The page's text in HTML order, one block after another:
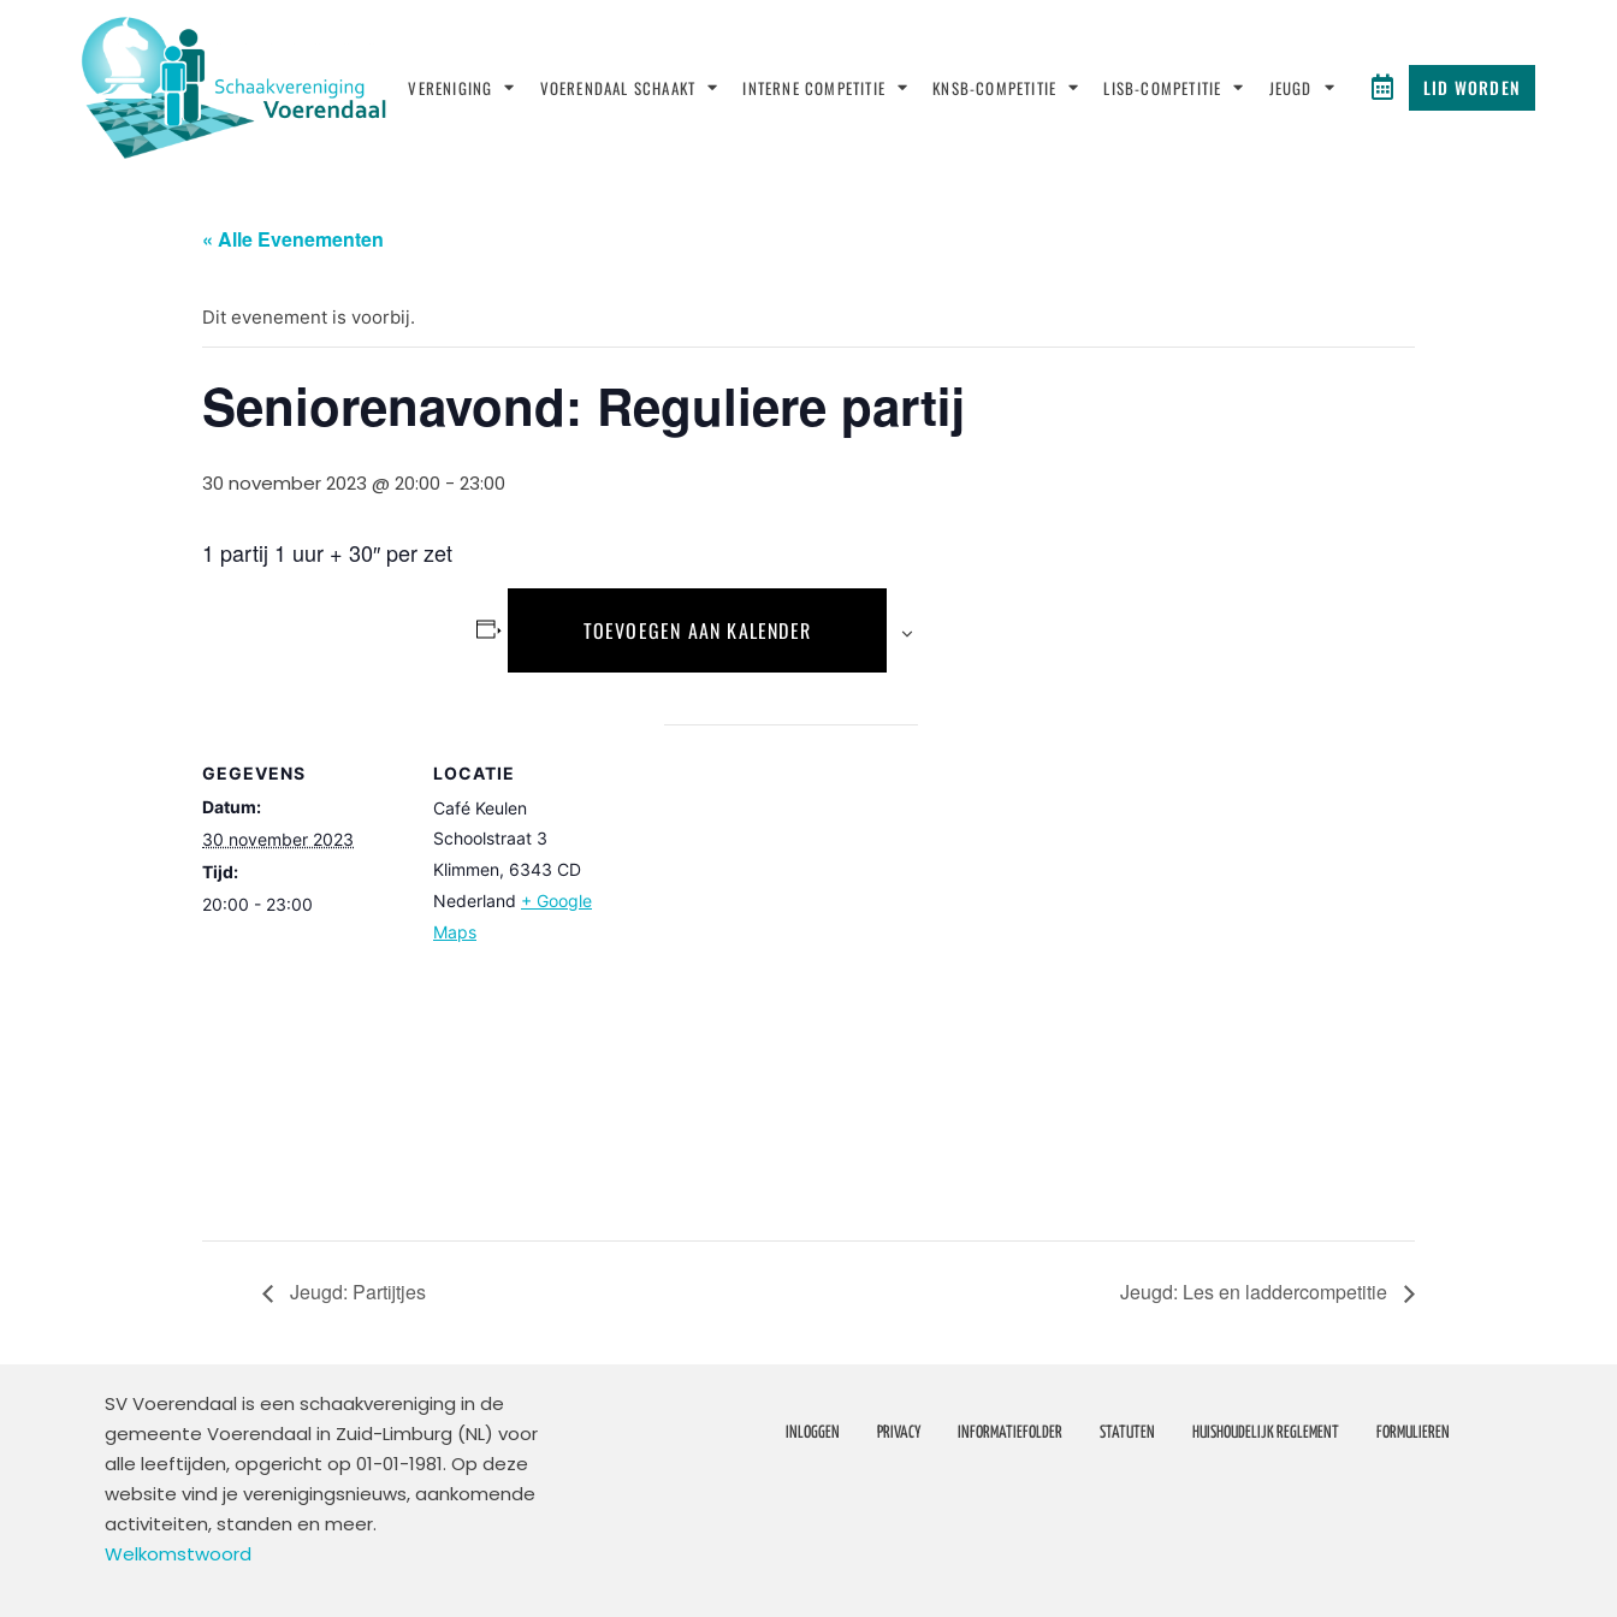
VERENIGING VOERENDAAL SCHAAKT INTERNE COMPETITIE KNSB-COMPETITIE LISB-COMPETITIE JEUGD LID WORDEN
« Alle Evenementen
Dit evenement is voorbij.
Seniorenavond: Reguliere partij
30 november 2023 @ 20:00 - 23:00
1 partij 1 uur + 30″ per zet
TOEVOEGEN AAN KALENDER
GEGEVENS
Datum:
30 november 2023
Tijd:
20:00 - 23:00
LOCATIE
Café Keulen
Schoolstraat 3
Klimmen, 6343 CD
Nederland + Google
Maps
Jeugd: Partijtjes Jeugd: Les en laddercompetitie
SV Voerendaal is een schaakvereniging in de
gemeente Voerendaal in Zuid-Limburg (NL) voor
alle leeftijden, opgericht op 01-01-1981. Op deze
website vind je verenigingsnieuws, aankomende
activiteiten, standen en meer.
Welkomstwoord
INLOGGEN PRIVACY INFORMATIEFOLDER STATUTEN HUISHOUDELIJK REGLEMENT FORMULIEREN